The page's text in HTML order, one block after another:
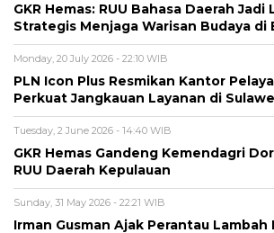
GKR Hemas: RUU Bahasa Daerah Jadi
Strategis Menjaga Warisan Budaya di
Monday, 20 July 2026 - 22:10 WIB
PLN Icon Plus Resmikan Kantor
Perkuat Jangkauan Layanan di
Tuesday, 2 June 2026 - 14:40 WIB
GKR Hemas Gandeng Kemendagri
RUU Daerah Kepulauan
Sunday, 31 May 2026 - 22:21 WIB
Irman Gusman Ajak Perantau